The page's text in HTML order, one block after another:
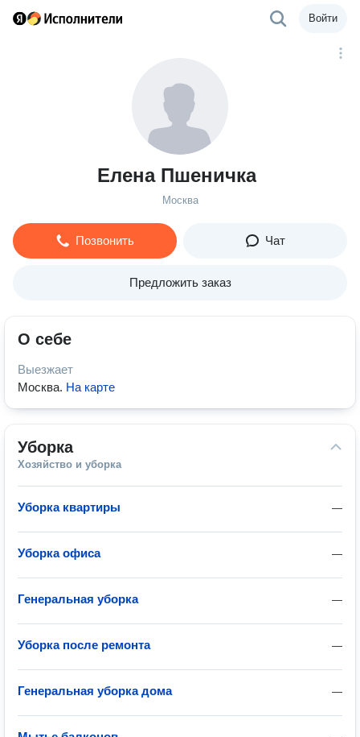
Войти
Елена Пшеничка
Москва
Позвонить Чат
Предложить заказ
О себе
Выезжает
Москва. На карте
Уборка
Хозяйство и уборка
—
Уборка квартиры
—
Уборка офиса
—
Генеральная уборка
—
Уборка после ремонта
—
Генеральная уборка дома